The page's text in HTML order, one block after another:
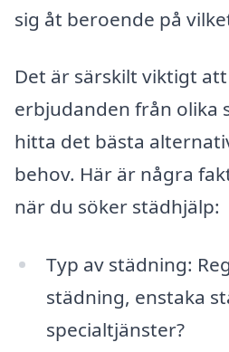
sig åt beroende på
Det är särskilt viktigt
erbjudanden från olika
hitta det bästa
behov. Här är några
när du söker städhjälp:
Typ av städning:
städning, enstaka
specialtjänster?